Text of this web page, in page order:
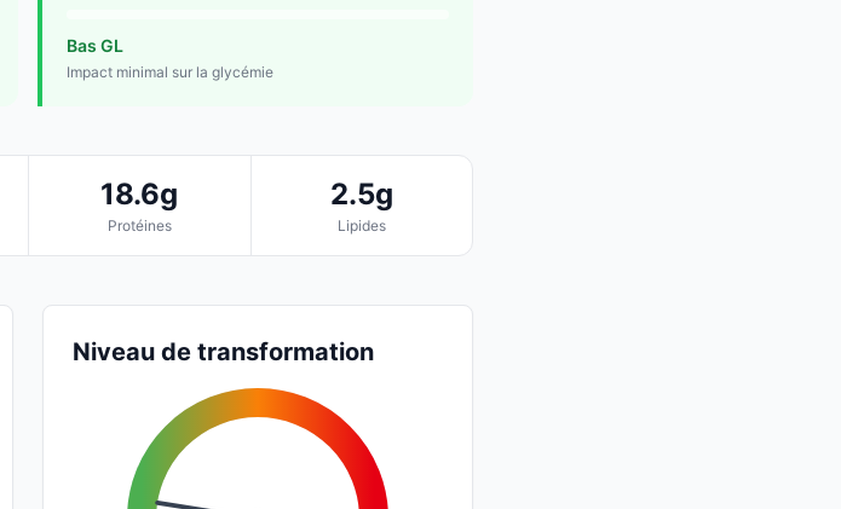
Bas GL
Impact minimal sur la glycémie
18.6g
Protéines
2.5g
Lipides
Niveau de transformation